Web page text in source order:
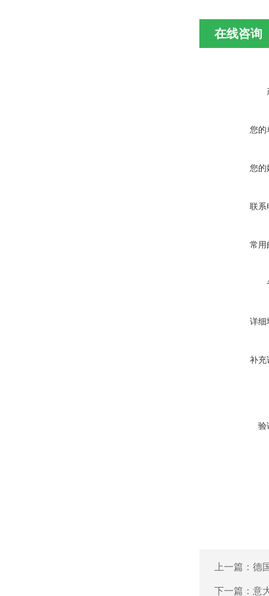
在线咨询
您的
您的
联系
常用
详细
补充
验
上一篇： 德
下一篇： 意